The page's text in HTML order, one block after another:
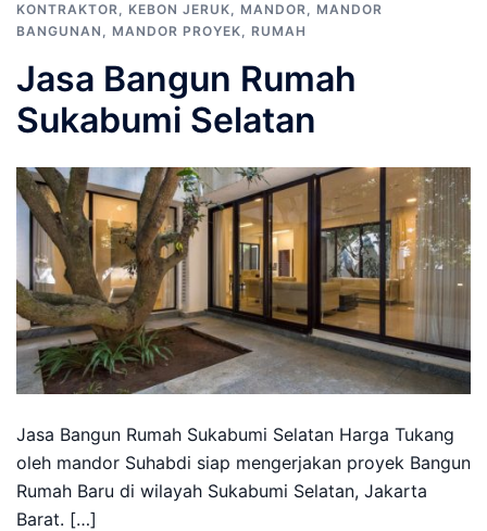
KONTRAKTOR, KEBON JERUK, MANDOR, MANDOR
BANGUNAN , MANDOR PROYEK, RUMAH
Jasa Bangun Rumah
Sukabumi Selatan
Jasa Bangun Rumah Sukabumi Selatan Harga Tukang
oleh mandor Suhabdi siap mengerjakan proyek Bangun
Rumah Baru di wilayah Sukabumi Selatan, Jakarta
Barat. […]